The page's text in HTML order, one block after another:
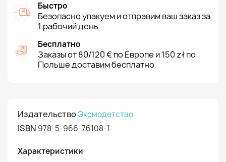
Быстро
Безопасно упакуем и отправим ваш заказ за
1 рабочий день
Бесплатно
Заказы от 80/120 € по Европе и 150 zł по
Польше доставим бесплатно
ИздательствоЭксмодетство
ISBN 978-5-966-76108-1
Характеристики